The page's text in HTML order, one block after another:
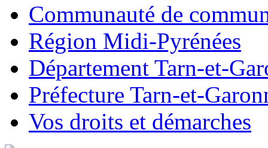
Communauté de
Région Midi-Pyrénées
Département Tarn-et-
Préfecture Tarn-et-
Vos droits et démarches